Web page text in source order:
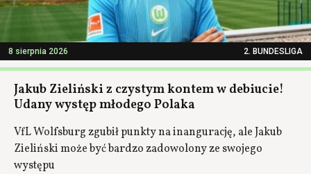
8 sierpnia 2026 2. BUNDESLIGA
Jakub Zieliński z czystym kontem w debiucie!
Udany występ młodego Polaka
VfL Wolfsburg zgubił punkty na inangurację, ale Jakub
Zieliński może być bardzo zadowolony ze swojego
występu